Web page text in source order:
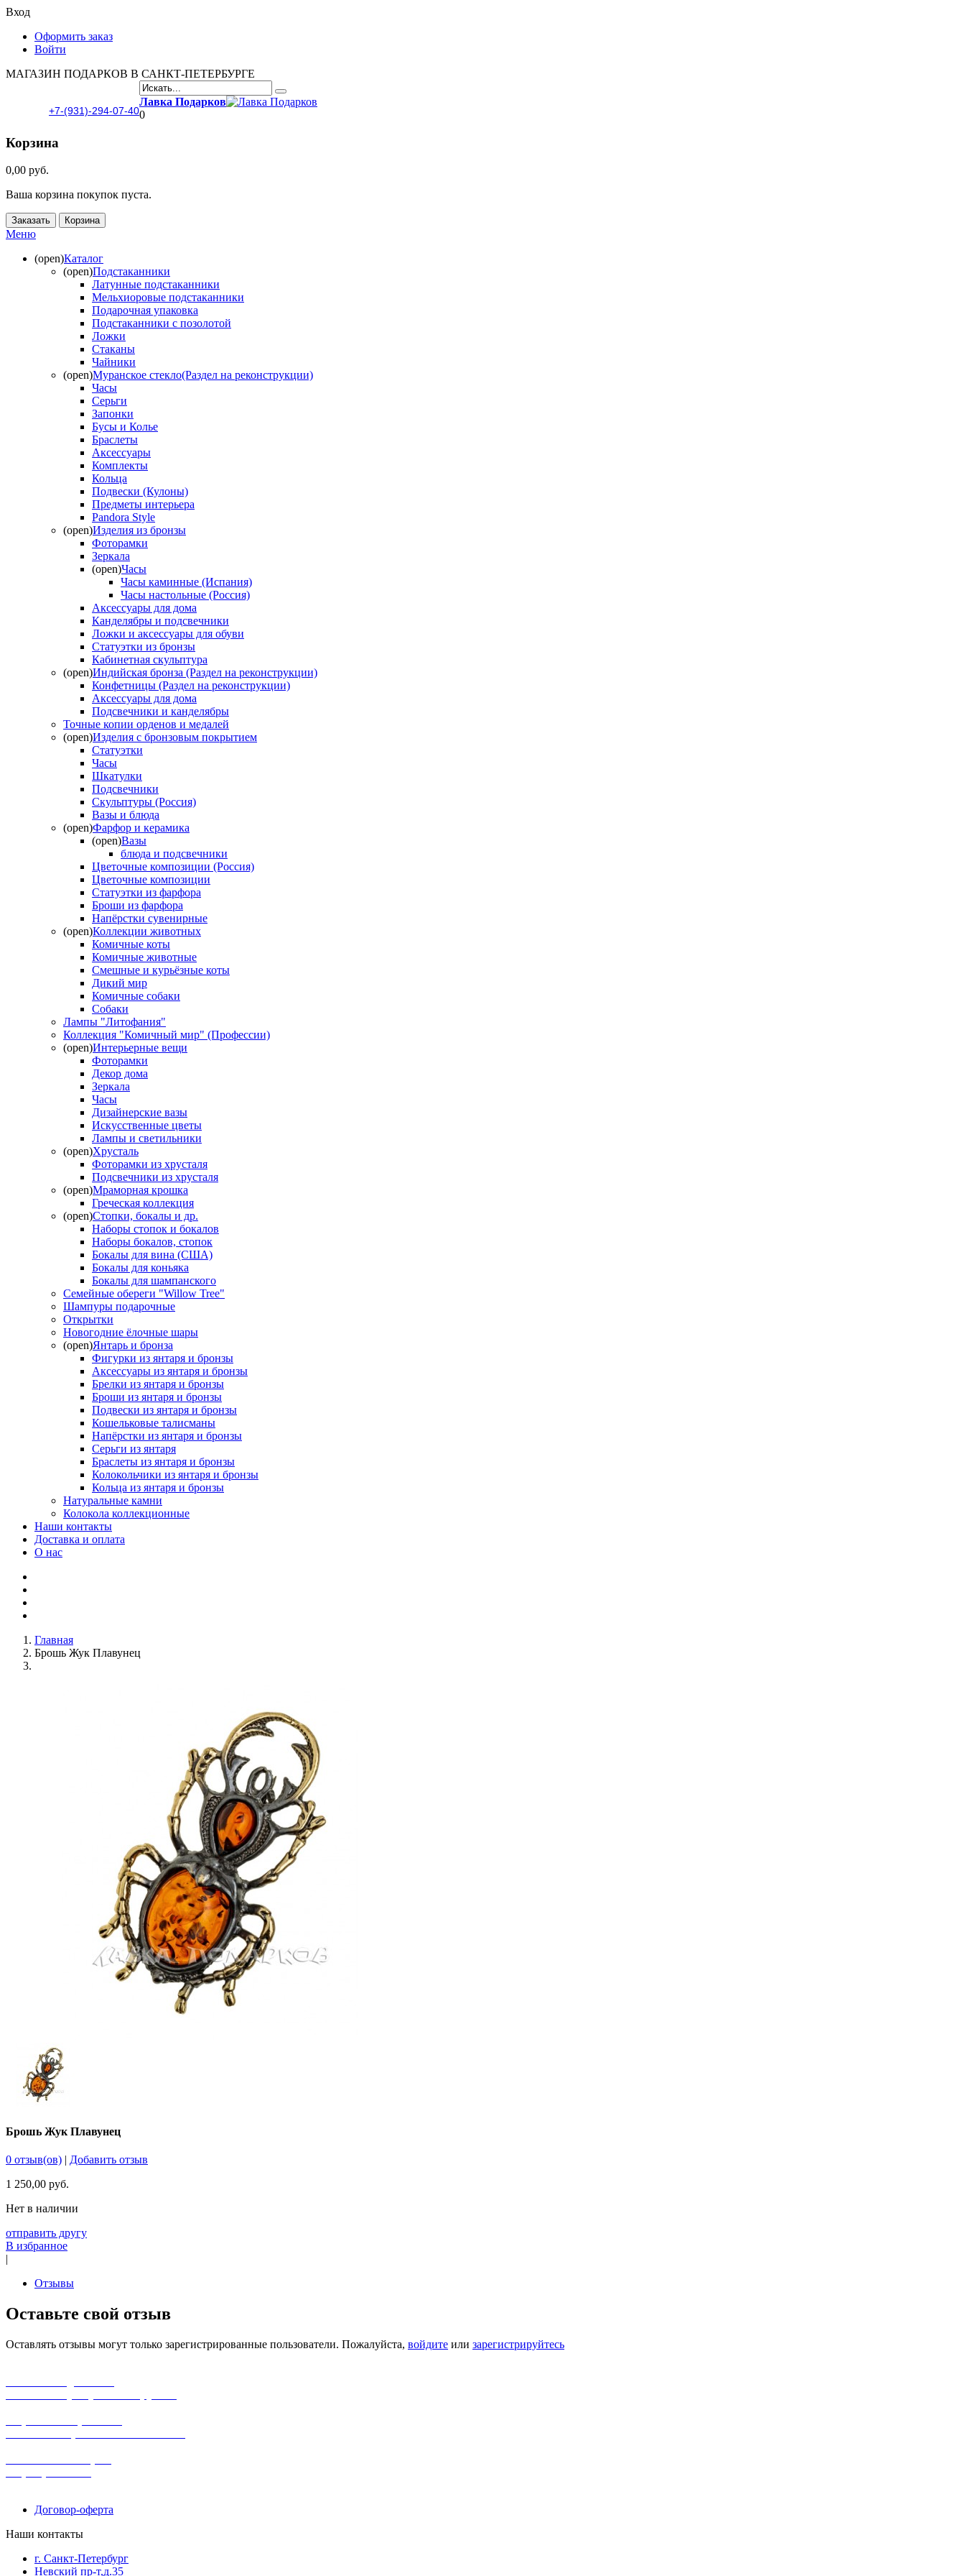
Вход
Оформить заказ
Войти
МАГАЗИН ПОДАРКОВ В САНКТ-ПЕТЕРБУРГЕ
+7-(931)-294-07-40
Лавка Подарков
0
Корзина
0,00 руб.
Ваша корзина покупок пуста.
Заказать Корзина
Меню
(open)Каталог
(open)Подстаканники
Латунные подстаканники
Мельхиоровые подстаканники
Подарочная упаковка
Подстаканники с позолотой
Ложки
Стаканы
Чайники
(open)Муранское стекло(Раздел на реконструкции)
Часы
Серьги
Запонки
Бусы и Колье
Браслеты
Аксессуары
Комплекты
Кольца
Подвески (Кулоны)
Предметы интерьера
Pandora Style
(open)Изделия из бронзы
Фоторамки
Зеркала
(open)Часы
Часы каминные (Испания)
Часы настольные (Россия)
Аксессуары для дома
Канделябры и подсвечники
Ложки и аксессуары для обуви
Статуэтки из бронзы
Кабинетная скульптура
(open)Индийская бронза (Раздел на реконструкции)
Конфетницы (Раздел на реконструкции)
Аксессуары для дома
Подсвечники и канделябры
Точные копии орденов и медалей
(open)Изделия с бронзовым покрытием
Статуэтки
Часы
Шкатулки
Подсвечники
Скульптуры (Россия)
Вазы и блюда
(open)Фарфор и керамика
(open)Вазы
блюда и подсвечники
Цветочные композиции (Россия)
Цветочные композиции
Статуэтки из фарфора
Броши из фарфора
Напёрстки сувенирные
(open)Коллекции животных
Комичные коты
Комичные животные
Смешные и курьёзные коты
Дикий мир
Комичные собаки
Собаки
Лампы "Литофания"
Коллекция "Комичный мир" (Профессии)
(open)Интерьерные вещи
Фоторамки
Декор дома
Зеркала
Часы
Дизайнерские вазы
Искусственные цветы
Лампы и светильники
(open)Хрусталь
Фоторамки из хрусталя
Подсвечники из хрусталя
(open)Мраморная крошка
Греческая коллекция
(open)Стопки, бокалы и др.
Наборы стопок и бокалов
Наборы бокалов, стопок
Бокалы для вина (США)
Бокалы для коньяка
Бокалы для шампанского
Семейные обереги "Willow Tree"
Шампуры подарочные
Открытки
Новогодние ёлочные шары
(open)Янтарь и бронза
Фигурки из янтаря и бронзы
Аксессуары из янтаря и бронзы
Брелки из янтаря и бронзы
Броши из янтаря и бронзы
Подвески из янтаря и бронзы
Кошельковые талисманы
Напёрстки из янтаря и бронзы
Серьги из янтаря
Браслеты из янтаря и бронзы
Колокольчики из янтаря и бронзы
Кольца из янтаря и бронзы
Натуральные камни
Колокола коллекционные
Наши контакты
Доставка и оплата
О нас
Главная
Брошь Жук Плавунец
Брошь Жук Плавунец
0 отзыв(ов) | Добавить отзыв
1 250,00 руб.
Нет в наличии
отправить другу
В избранное
|
Отзывы
Оставьте свой отзыв
Оставлять отзывы могут только зарегистрированные пользователи. Пожалуйста, войдите или зарегистрируйтесь
Договор-оферта
Наши контакты
г. Санкт-Петербург
Невский пр-т,д.35